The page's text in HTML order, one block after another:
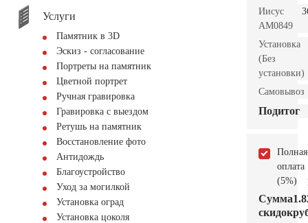
Услуги
Памятник в 3D
Эскиз - согласование
Портреты на памятник
Цветной портрет
Ручная гравировка
Гравировка с выездом
Ретушь на памятник
Восстановление фото
Антидождь
Благоустройство
Уход за могилкой
Установка оград
Установка цоколя
Иисус
AM0849
Установка
(Без
установки)
Самовывоз
Подитог
Полная
оплата
(5%)
Сумма
скидок